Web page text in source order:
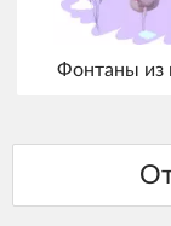
Фонтаны из